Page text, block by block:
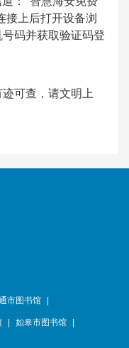
接上后打开设备浏
码并获取验证码登
可查，请文明上
市图书馆
如皋市图书馆